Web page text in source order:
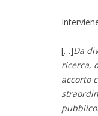
[…]Da
ricerca,
accorto